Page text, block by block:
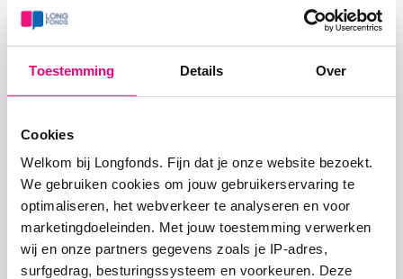
Toestemming Details Over
Cookies
Welkom bij Longfonds. Fijn dat je onze website bezoekt.
We gebruiken cookies om jouw gebruikerservaring te
optimaliseren, het webverkeer te analyseren en voor
marketingdoeleinden. Met jouw toestemming verwerken
wij en onze partners gegevens zoals je IP-adres,
surfgedrag, besturingssysteem en voorkeuren. Deze